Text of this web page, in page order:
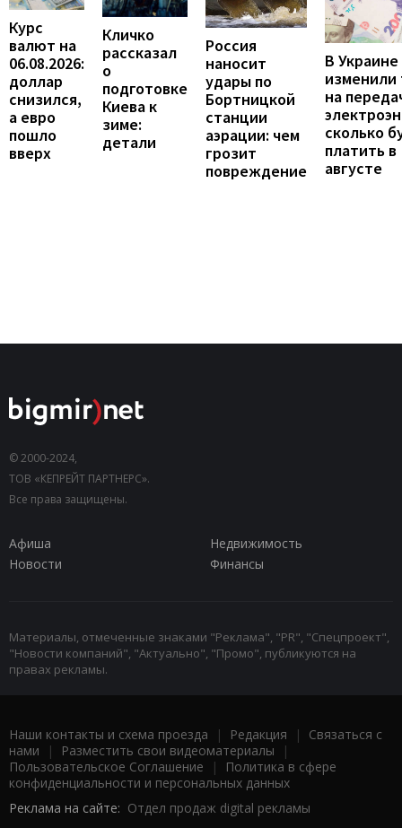
Курс
валют на
06.08.2026:
доллар
снизился,
а евро
пошло
вверх
Кличко
рассказал
о
подготовке
Киева к
зиме:
детали
Россия
наносит
удары по
Бортницкой
станции
аэрации: чем
грозит
повреждение
В Украине
на
сколько
платить в
августе
© 2000-2024,
ТОВ «КЕПРЕЙТ ПАРТНЕРС».
Все права защищены.
Афиша
Недвижимость
Новости
Финансы
Материалы, отмеченные знаками "Реклама", "PR", "Спецпроект",
"Новости компаний", "Актуально", "Промо", публикуются на
правах рекламы.
Наши контакты и схема проезда | Редакция | Связаться с
нами | Разместить свои видеоматериалы |
Пользовательское Соглашение |
Политика в сфере
конфиденциальности и персональных данных
Реклама на сайте: Отдел продаж digital рекламы